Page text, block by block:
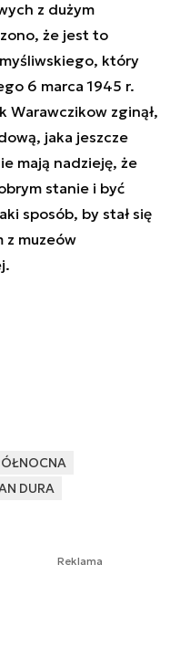
z dużym
że jest to
który
6 marca 1945 r.
Warawczikow zginął,
jaka jeszcze
mają nadzieję, że
stanie i być
sposób, by stał się
z muzeów
DURA
Reklama